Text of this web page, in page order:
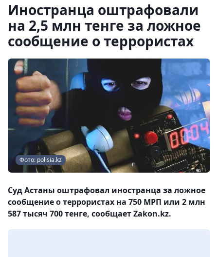
Иностранца оштрафовали
на 2,5 млн тенге за ложное
сообщение о террористах
Фото: polisia.kz
Суд Астаны оштрафовал иностранца за ложное
сообщение о террористах на 750 МРП или 2 млн
587 тысяч 700 тенге, сообщает Zakon.kz.